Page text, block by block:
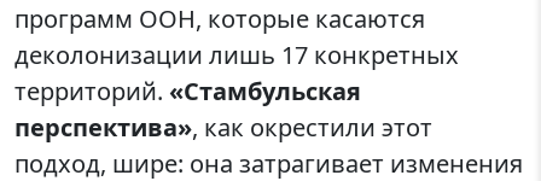
программ ООН, которые касаются
деколонизации лишь 17 конкретных
территорий. «Стамбульская
перспектива», как окрестили этот
подход, шире: она затрагивает изменения